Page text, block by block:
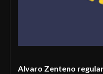
Alvaro Zenteno